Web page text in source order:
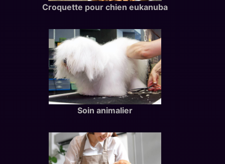
Croquette pour chien eukanuba
Soin animalier